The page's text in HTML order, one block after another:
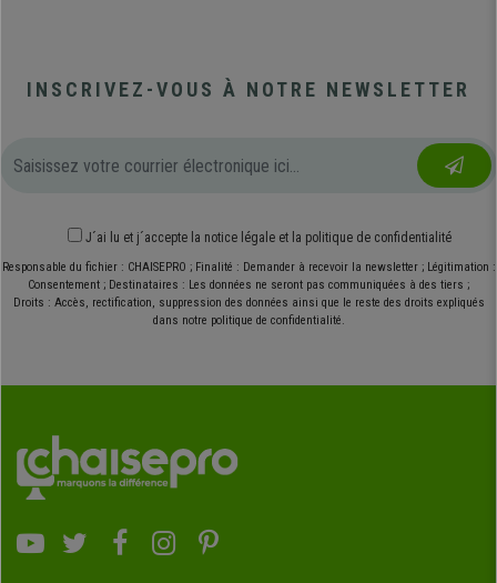
INSCRIVEZ-VOUS À NOTRE NEWSLETTER
J´ai lu et j´accepte la notice légale et la politique de confidentialité
Responsable du fichier : CHAISEPRO ; Finalité : Demander à recevoir la newsletter ; Légitimation :
Consentement ; Destinataires : Les données ne seront pas communiquées à des tiers ;
Droits : Accès, rectification, suppression des données ainsi que le reste des droits expliqués
dans notre politique de confidentialité.